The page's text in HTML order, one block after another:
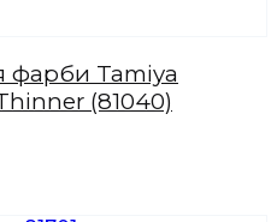
фарби Tamiya
(81040)